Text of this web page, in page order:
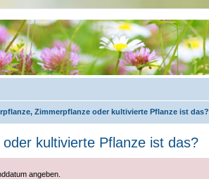
Zimmerpflanze oder kultivierte Pflanze ist das?
kultivierte Pflanze ist das?
angeben.